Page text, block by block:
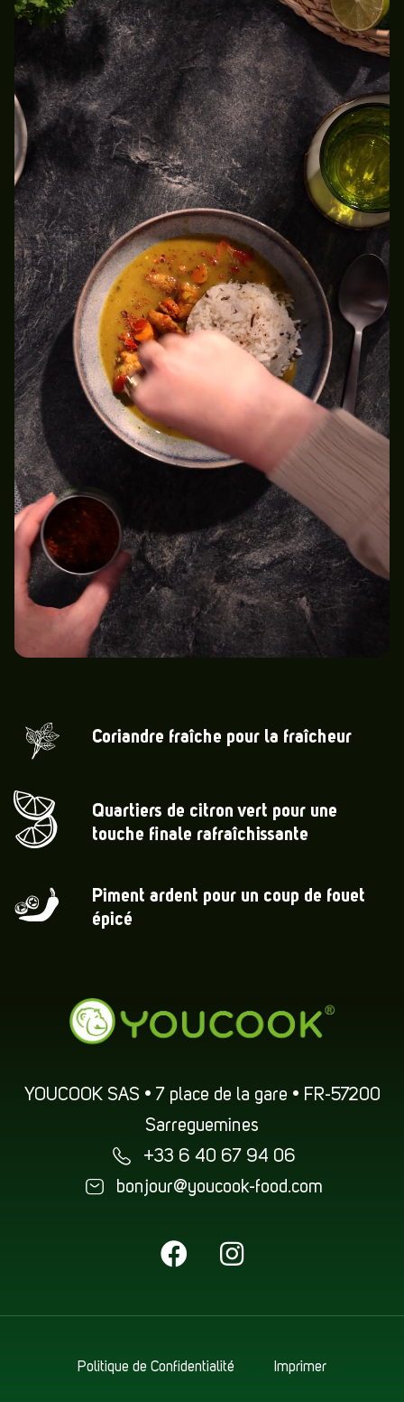
Coriandre fraîche pour la fraîcheur
Quartiers de citron vert pour une
touche finale rafraîchissante
Piment ardent pour un coup de fouet
épicé
+33 6 40 67 94 06
bonjour@youcook-food.com
YOUCOOK SAS • 7 place de la gare • FR-57200
Sarreguemines
Politique de Confidentialité Imprimer